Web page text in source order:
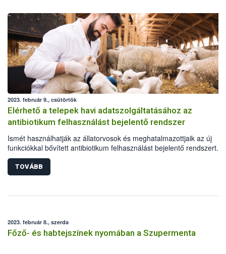
2023. február 9., csütörtök
Elérhető a telepek havi adatszolgáltatásához az
antibiotikum felhasználást bejelentő rendszer
Ismét használhatják az állatorvosok és meghatalmazottjaik az új
funkciókkal bővített antibiotikum felhasználást bejelentő rendszert.
antibiotikum-hatóanyagú állatgyógyászati készítmények
hamarosan, a fejlesztés második ütemének lezárásakor tölthetik
éves jelentésüket.
TOVÁBB
2023. február 8., szerda
Főző- és habtejszínek nyomában a Szupermenta